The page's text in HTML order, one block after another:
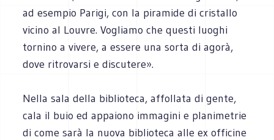
ad esempio Parigi, con la piramide di cristallo
vicino al Louvre. Vogliamo che questi luoghi
tornino a vivere, a essere una sorta di agorà,
dove ritrovarsi e discutere».
Nella sala della biblioteca, affollata di gente,
cala il buio ed appaiono immagini e planimetrie
di come sarà la nuova biblioteca alle ex officine